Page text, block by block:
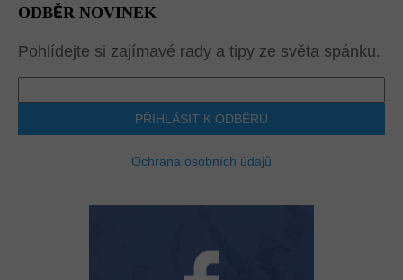
ODBĚR NOVINEK
Pohlídejte si zajímavé rady a tipy ze světa spánku.
PŘIHLÁSIT K ODBĚRU
Ochrana osobních údajů